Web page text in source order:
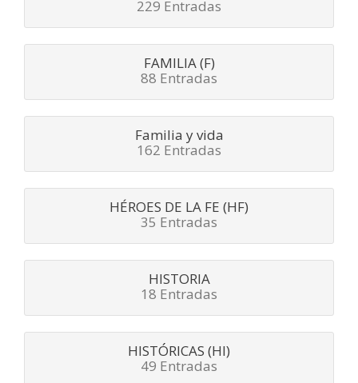
229 Entradas
FAMILIA (F)
88 Entradas
Familia y vida
162 Entradas
HÉROES DE LA FE (HF)
35 Entradas
HISTORIA
18 Entradas
HISTÓRICAS (HI)
49 Entradas